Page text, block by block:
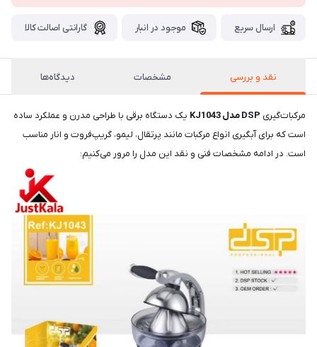
ارسال سریع موجود در انبار گارانتی اصالت کالا
نقد و بررسی مشخصات دیدگاه‌ها
مرکبات‌گیری DSP مدل KJ1043
یک دستگاه برقی با طراحی مدرن و عملکرد ساده
است که برای آبگیری انواع مرکبات مانند پرتقال، لیمو، گریپ‌فروت و انار مناسب
است. در ادامه مشخصات فنی و نقد این مدل را مرور می‌کنیم: